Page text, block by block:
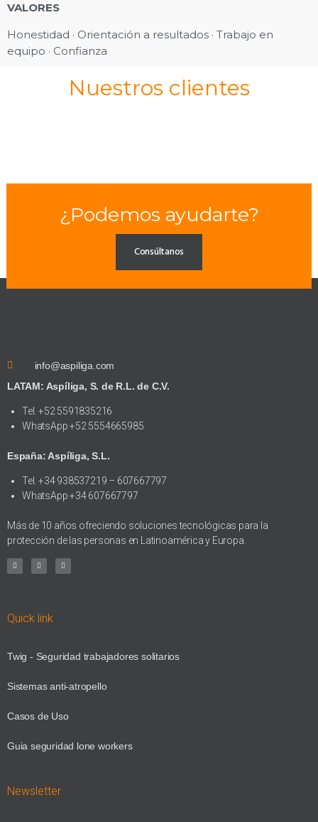
VALORES
Honestidad · Orientación a resultados · Trabajo en
equipo · Confianza
Nuestros clientes
¿Podemos ayudarte?
Consúltanos
info@aspiliga.com
LATAM: Aspíliga, S. de R.L. de C.V.
Tel. +52 5591835216
WhatsApp +52 5554665985
España: Aspíliga, S.L.
Tel. +34 938537219 – 607667797
WhatsApp +34 607667797
Más de 10 años ofreciendo soluciones tecnológicas para la
protección de las personas en Latinoamérica y Europa.
Quick link
Twig - Seguridad trabajadores solitarios
Sistemas anti-atropello
Casos de Uso
Guia seguridad lone workers
Newsletter